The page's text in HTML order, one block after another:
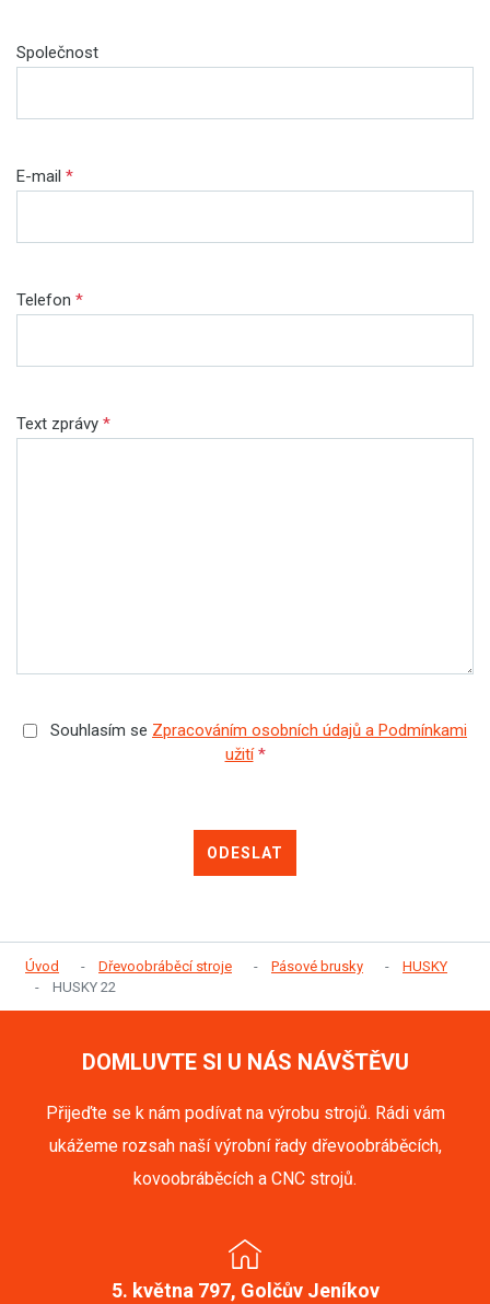
Společnost
E-mail *
Telefon *
Text zprávy *
Souhlasím se Zpracováním osobních údajů a Podmínkami
užití *
ODESLAT
Úvod Dřevoobráběcí stroje Pásové brusky
HUSKY
HUSKY 22
DOMLUVTE SI U NÁS NÁVŠTĚVU
Přijeďte se k nám podívat na výrobu strojů. Rádi vám
ukážeme rozsah naší výrobní řady dřevoobráběcích,
kovoobráběcích a CNC strojů.
5. května 797, Golčův Jeníkov